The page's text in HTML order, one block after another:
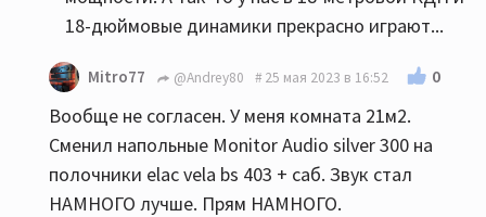
18-дюймовые динамики прекрасно играют...
Mitro77 @Andrey80 25 мая 2023 в 16:52 0
Вообще не согласен. У меня комната 21м2.
Сменил напольные Monitor Audio silver 300 на
полочники elac vela bs 403 + саб. Звук стал
НАМНОГО лучше. Прям НАМНОГО.